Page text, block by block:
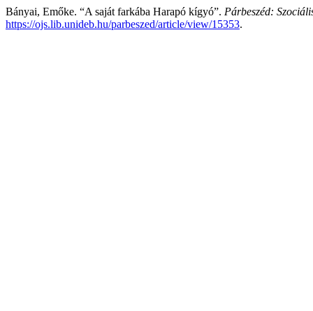
Bányai, Emőke. “A saját farkába Harapó kígyó”. Párbeszéd:
https://ojs.lib.unideb.hu/parbeszed/article/view/15353.